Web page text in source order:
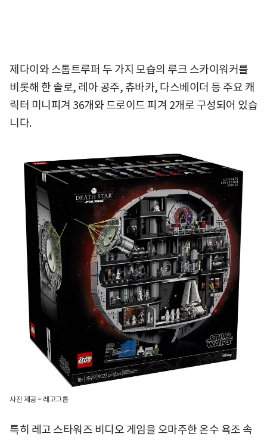
제다이와 스톰트루퍼 두 가지 모습의 루크 스카이워커를
비롯해 한 솔로, 레아 공주, 츄바카, 다스베이더 등 주요 캐
릭터 미니피겨 36개와 드로이드 피겨 2개로 구성되어 있습
니다.
사진 제공 = 레고그룹
특히 레고 스타워즈 비디오 게임을 오마주한 온수 욕조 속